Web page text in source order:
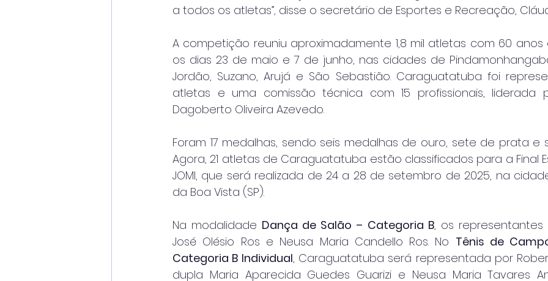
a todos os atletas”, disse o secretário de Esportes e Recreação,
A competição reuniu aproximadamente 1,8 mil atletas com 60 anos
os dias 23 de maio e 7 de junho, nas cidades de
Jordão, Suzano, Arujá e São Sebastião. Caraguatatuba foi
atletas e uma comissão técnica com 15 profissionais, liderada
Dagoberto Oliveira Azevedo.
Foram 17 medalhas, sendo seis medalhas de ouro, sete de prata e
Agora, 21 atletas de Caraguatatuba estão classificados para a Final
JOMI, que será realizada de 24 a 28 de setembro de 2025, na
da Boa Vista (SP).
Na modalidade Dança de Salão – Categoria B, os
José Olésio Ros e Neusa Maria Candello Ros. No Tênis de
Categoria B Individual, Caraguatatuba será representada por
dupla Maria Aparecida Guedes Guarizi e Neusa Maria Tavares